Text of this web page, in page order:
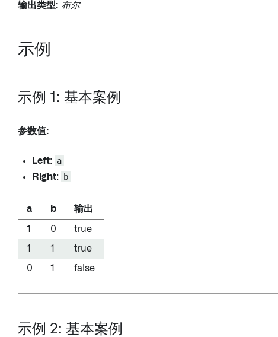
输出类型: 布尔
示例
示例 1: 基本案例
参数值:
Left: a
Right: b
a b 输出
1 0 true
1 1 true
0 1 false
示例 2: 基本案例